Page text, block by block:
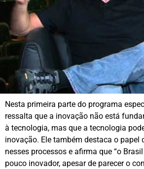
Nesta primeira parte do programa
ressalta que a inovação não está
à tecnologia, mas que a tecnologia
inovação. Ele também destaca o papel
nesses processos e afirma que “o
pouco inovador, apesar de parecer o